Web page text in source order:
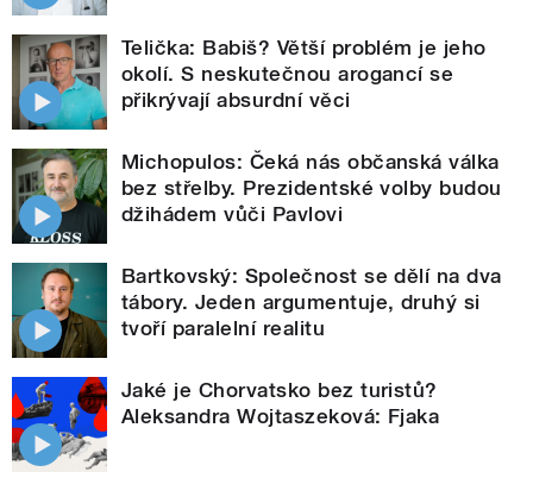
Telička: Babiš? Větší problém je jeho
okolí. S neskutečnou arogancí se
přikrývají absurdní věci
Michopulos: Čeká nás občanská válka
bez střelby. Prezidentské volby budou
džihádem vůči Pavlovi
Bartkovský: Společnost se dělí na dva
tábory. Jeden argumentuje, druhý si
tvoří paralelní realitu
Jaké je Chorvatsko bez turistů?
Aleksandra Wojtaszeková: Fjaka